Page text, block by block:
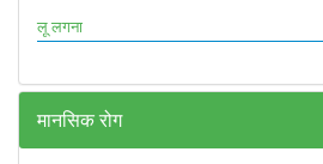
लू लगना
मानसिक रोग